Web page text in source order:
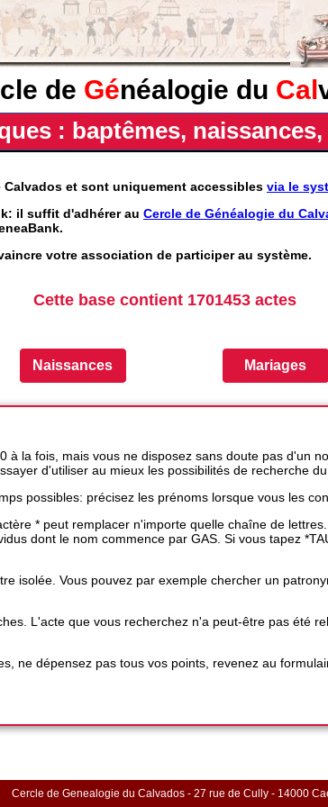
de Généalogie du Cal
: baptêmes,
et sont uniquement accessibles via le
il suffit d'adhérer au Cercle de Généalogie du
votre association de participer au système.
Cette base contient 1701453 actes
à la fois, mais vous ne disposez sans doute pas d'un
d'utiliser au mieux les possibilités de recherche
possibles: précisez les prénoms lorsque vous les
* peut remplacer n'importe quelle chaîne de
dont le nom commence par GAS. Si vous tapez
isolée. Vous pouvez par exemple chercher un
L'acte que vous recherchez n'a peut-être pas été
ne dépensez pas tous vos points, revenez au
Cercle de Genealogie du Calvados - 27 rue de Cully - 14000